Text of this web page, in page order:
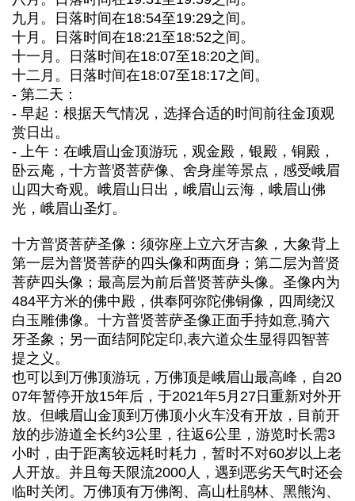
九月。日落时间在18:54至19:29之间。
十月。日落时间在18:21至18:52之间。
十一月。日落时间在18:07至18:20之间。
十二月。日落时间在18:07至18:17之间。
- 第二天：
- 早起：根据天气情况，选择合适的时间前往金顶观
赏日出。
- 上午：在峨眉山金顶游玩，观金殿，银殿，铜殿，
卧云庵，十方普贤菩萨像、舍身崖等景点，感受峨眉
山四大奇观。峨眉山日出，峨眉山云海，峨眉山佛
光，峨眉山圣灯。
十方普贤菩萨圣像：须弥座上立六牙吉象，大象背上
第一层为普贤菩萨的四头像和两面身；第二层为普贤
菩萨四头像；最高层为前后普贤菩萨头像。圣像内为
484平方米的佛中殿，供奉阿弥陀佛铜像，四周绕汉
白玉雕佛像。十方普贤菩萨圣像正面手持如意,骑六
牙圣象；另一面结阿陀定印,表六道众生显得四智菩
提之义。
也可以到万佛顶游玩，万佛顶是峨眉山最高峰，自20
07年暂停开放15年后，于2021年5月27日重新对外开
放。但峨眉山金顶到万佛顶小火车没有开放，目前开
放的步游道全长约3公里，往返6公里，游览时长需3
小时，由于距离较远耗时耗力，暂时不对60岁以上老
人开放。并且每天限流2000人，遇到恶劣天气时还会
临时关闭。万佛顶有万佛阁、高山杜鹃林、黑熊沟、